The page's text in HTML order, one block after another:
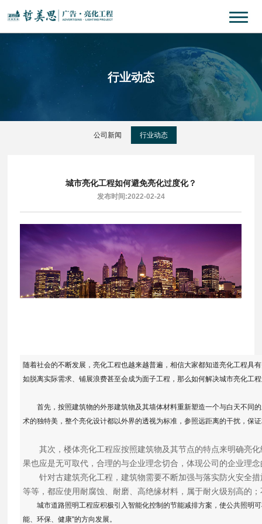
行业动态
公司新闻 行业动态
城市亮化工程如何避免亮化过度化？
发布时间:2022-02-24
随着社会的不断发展，亮化工程也越来越普遍，相信大家都知道亮化工程具
如脱离实际需求、铺展浪费甚至会成为面子工程，那么如何解决城市亮化工
首先，按照建筑物的外形建筑物及其墙体材料重新塑造一个与白天不同
术的独特美，整个亮化设计都以外界的透视为标准，参照远距离的干扰，保
其次，楼体亮化工程应按照建筑物及其节点的特点来明确亮化
果也应是无可取代，合理的与企业理念切合，体现公司的企业理
针对古建筑亮化工程，建筑物需要不断加强与落实防火安全措
等等，都应使用耐腐蚀、耐磨、高绝缘材料，属于耐火级别高的
城市道路照明工程应积极引入智能化控制的节能减排方案，使公共照明
能、环保、健康"的方向发展。